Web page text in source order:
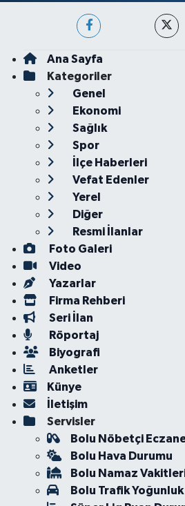
Ana Sayfa
Kategoriler
Genel
Ekonomi
Sağlık
Spor
İlçe Haberleri
Vefat Edenler
Yerel
Diğer
Resmi İlanlar
Foto Galeri
Video
Yazarlar
Firma Rehberi
Seri İlan
Röportaj
Biyografi
Anketler
Künye
İletişim
Servisler
Bolu Nöbetçi
Bolu Hava Durumu
Bolu Namaz
Bolu Trafik Yoğunluk